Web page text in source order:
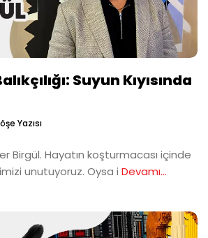
Suyun Kıyısında
Yazısı
Birgül. Hayatın koşturmacası içinde
unutuyoruz. Oysa i Devamı...